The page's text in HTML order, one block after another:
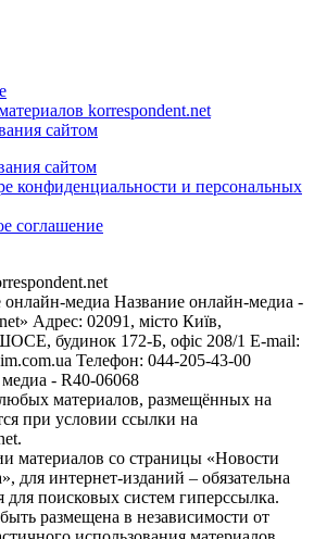
korrespondent.net
сайтом
сайтом
конфиденциальности и персональных
соглашение
онлайн-медиа Название онлайн-медиа -
Адрес: 02091, місто Київ,
будинок 172-Б, офіс 208/1 E-mail:
Телефон: 044-205-43-00
- R40-06068
материалов, размещённых на
при условии ссылки на
материалов со страницы «Новости
для интернет-изданий – обязательна
для поисковых систем гиперссылка.
размещена в независимости от